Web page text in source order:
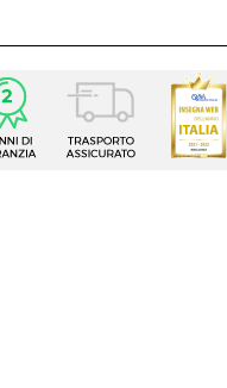
Valvola per
Termoarredo